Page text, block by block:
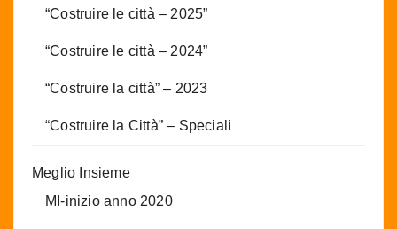
“Costruire le città – 2025”
“Costruire le città – 2024”
“Costruire la città” – 2023
“Costruire la Città” – Speciali
Meglio Insieme
MI-inizio anno 2020